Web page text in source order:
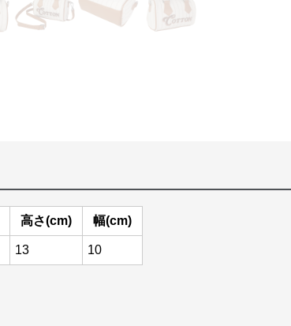
高さ(cm) 幅(cm)
13 10